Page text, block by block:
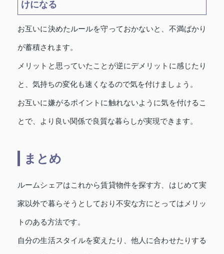
けになる
お互いに決めたルールを守っておかないと、不満ばかり
が蓄積されます。
メリットと思っていたことが逆にデメリットに感じたり
と、気持ちの変化も速くなるので気を付けましょう。
お互いに嫌がるポイントに触れないように気を付けるこ
とで、より良い関係で良質な暮らしが実現できます。
まとめ
ルームシェアはこれから賃貸物件を探す方、はじめて実
家以外で暮らそうとしており不安な方にとってはメリッ
トのある方法です。
自分の生活スタイルを変えたり、他人に合わせたりする